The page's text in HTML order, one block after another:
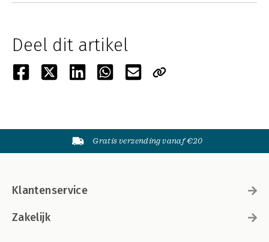
Deel dit artikel
Gratis verzending vanaf €20
Klantenservice
Zakelijk